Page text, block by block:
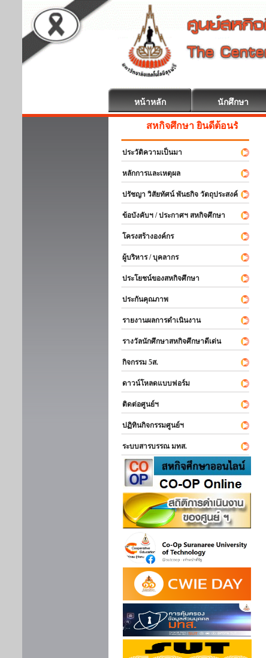
หน้าหลัก นักศึกษา
สหกิจศึกษา ยินดีต้อนรับ
ประวัติความเป็นมา
หลักการและเหตุผล
ปรัชญา วิสัยทัศน์ พันธกิจ วัตถุประสงค์
ข้อบังคับฯ / ประกาศฯ สหกิจศึกษา
โครงสร้างองค์กร
ผู้บริหาร / บุคลากร
ประโยชน์ของสหกิจศึกษา
ประกันคุณภาพ
รายงานผลการดำเนินงาน
รางวัลนักศึกษาสหกิจศึกษาดีเด่น
กิจกรรม 5ส.
ดาวน์โหลดแบบฟอร์ม
ติดต่อศูนย์ฯ
ปฏิทินกิจกรรมศูนย์ฯ
ระบบสารบรรณ มทส.